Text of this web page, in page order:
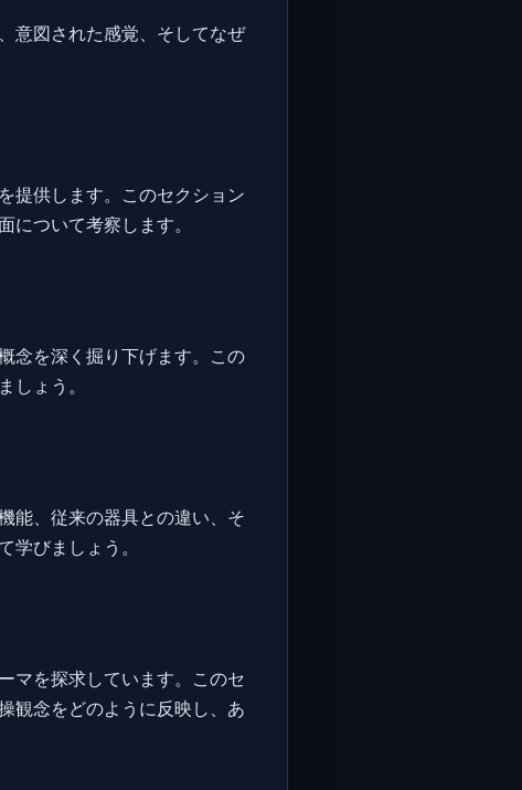
意図された感覚、そしてなぜ
提供します。このセクション
ついて考察します。
念を深く掘り下げます。この
ょう。
能、従来の器具との違い、そ
びましょう。
マを探求しています。このセ
観念をどのように反映し、あ